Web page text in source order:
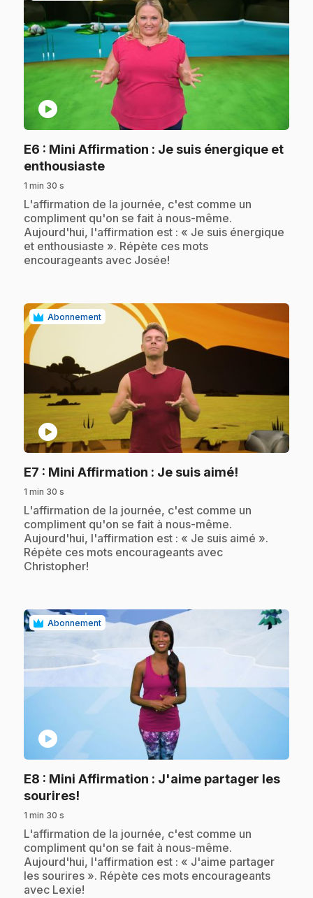
play_circle
E6 : Mini Affirmation : Je suis énergique et
enthousiaste.
1 min 30 s
.L'affirmation de la journée, c'est comme un
compliment qu'on se fait à nous-même.
Aujourd'hui, l'affirmation est : « Je suis énergique
et enthousiaste ». Répète ces mots
encourageants avec Josée!
Abonnement
play_circle
E7 : Mini Affirmation : Je suis aimé!
1 min 30 s
.L'affirmation de la journée, c'est comme un
compliment qu'on se fait à nous-même.
Aujourd'hui, l'affirmation est : « Je suis aimé ».
Répète ces mots encourageants avec
Christopher!
Abonnement
play_circle
E8 : Mini Affirmation : J'aime partager les
sourires!
1 min 30 s
.L'affirmation de la journée, c'est comme un
compliment qu'on se fait à nous-même.
Aujourd'hui, l'affirmation est : « J'aime partager
les sourires ». Répète ces mots encourageants
avec Lexie!